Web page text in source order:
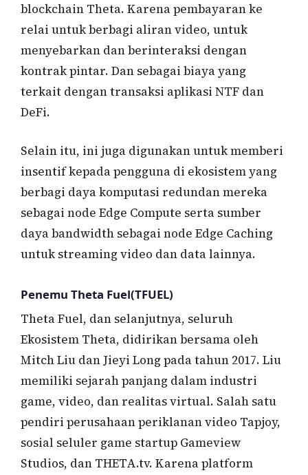
blockchain Theta. Karena pembayaran ke
relai untuk berbagi aliran video, untuk
menyebarkan dan berinteraksi dengan
kontrak pintar. Dan sebagai biaya yang
terkait dengan transaksi aplikasi NTF dan
DeFi.
Selain itu, ini juga digunakan untuk memberi
insentif kepada pengguna di ekosistem yang
berbagi daya komputasi redundan mereka
sebagai node Edge Compute serta sumber
daya bandwidth sebagai node Edge Caching
untuk streaming video dan data lainnya.
Penemu Theta Fuel(TFUEL)
Theta Fuel, dan selanjutnya, seluruh
Ekosistem Theta, didirikan bersama oleh
Mitch Liu dan Jieyi Long pada tahun 2017. Liu
memiliki sejarah panjang dalam industri
game, video, dan realitas virtual. Salah satu
pendiri perusahaan periklanan video Tapjoy,
sosial seluler game startup Gameview
Studios, dan THETA.tv. Karena platform